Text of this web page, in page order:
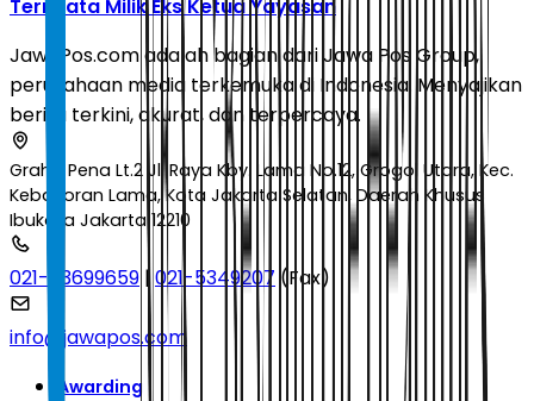
Ternyata Milik Eks Ketua Yayasan
JawaPos.com adalah bagian dari Jawa Pos Group,
perusahaan media terkemuka di Indonesia. Menyajikan
berita terkini, akurat, dan terpercaya.
Graha Pena Lt.2 Jl. Raya Kby. Lama No.12, Grogol Utara, Kec.
Kebayoran Lama, Kota Jakarta Selatan, Daerah Khusus
Ibukota Jakarta 12210
021-53699659 |021-5349207 (Fax)
info@jawapos.com
Awarding